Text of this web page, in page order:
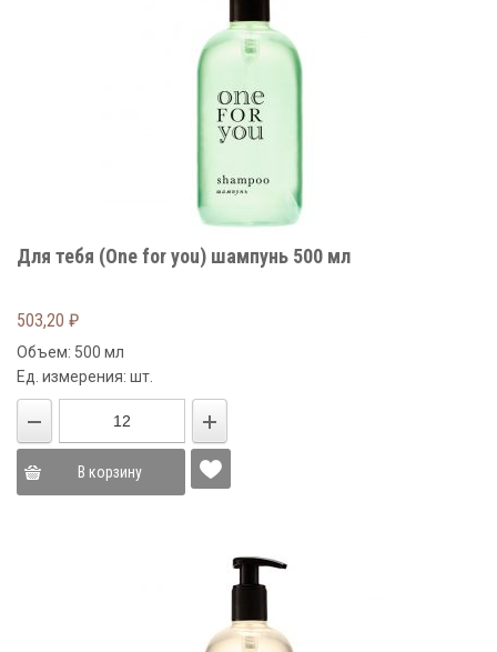
Для тебя (One for you) шампунь 500 мл
503,20 ₽
Объем: 500 мл
Ед. измерения: шт.
В корзину